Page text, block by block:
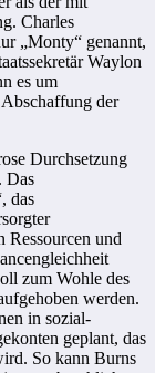
Charles
„Monty“ genannt,
Waylon
es um
der
Durchsetzung
Das
das
Ressourcen und
zum Wohle des
werden.
in sozial-
geplant, das
So kann Burns